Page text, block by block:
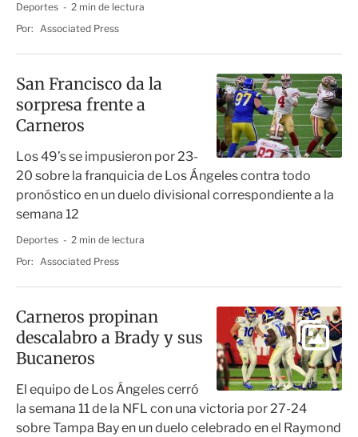
Deportes
2 min de lectura
Por: Associated Press
San Francisco da la
sorpresa frente a
Carneros
Los 49’s se impusieron por 23-
20 sobre la franquicia de Los Ángeles contra todo
pronóstico en un duelo divisional correspondiente a la
semana 12
Deportes
2 min de lectura
Por: Associated Press
Carneros propinan
descalabro a Brady y sus
Bucaneros
El equipo de Los Ángeles cerró
la semana 11 de la NFL con una victoria por 27-24
sobre Tampa Bay en un duelo celebrado en el Raymond